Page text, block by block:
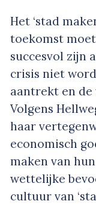
Het ‘stad
toekomst
succesvol zijn
crisis niet
aantrekt en
Volgens
haar
economisch
maken van
wettelijke
cultuur van